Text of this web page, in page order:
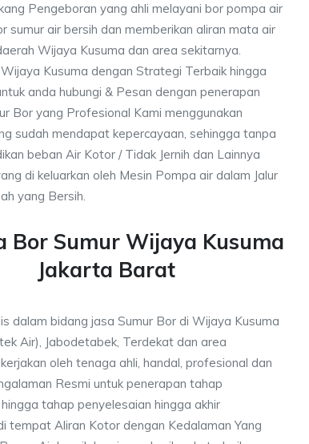
Pengeboran yang ahli melayani bor pompa air
sumur air bersih dan memberikan aliran mata air
Wijaya Kusuma dan area sekitarnya.
Kusuma dengan Strategi Terbaik hingga
anda hubungi & Pesan dengan penerapan
Bor yang Profesional Kami menggunakan
sudah mendapat kepercayaan, sehingga tanpa
beban Air Kotor / Tidak Jernih dan Lainnya
di keluarkan oleh Mesin Pompa air dalam Jalur
yang Bersih.
Bor Sumur Wijaya Kusuma
Jakarta Barat
dalam bidang jasa Sumur Bor di Wijaya Kusuma
Air), Jabodetabek, Terdekat dan area
oleh tenaga ahli, handal, profesional dan
Resmi untuk penerapan tahap
tahap penyelesaian hingga akhir
tempat Aliran Kotor dengan Kedalaman Yang